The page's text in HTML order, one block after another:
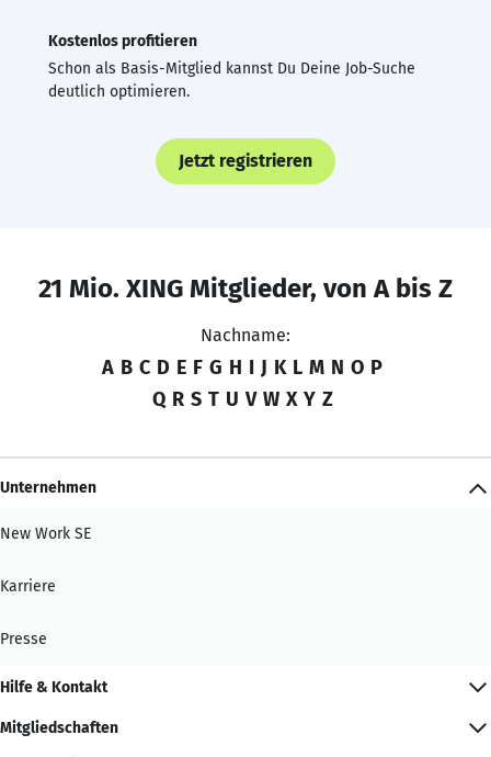
Kostenlos profitieren
Schon als Basis-Mitglied kannst Du Deine Job-Suche
deutlich optimieren.
Jetzt registrieren
21 Mio. XING Mitglieder, von A bis Z
Nachname:
A B C D E F G H I J K L M N O P
Q R S T U V W X Y Z
Unternehmen
New Work SE
Karriere
Presse
Hilfe & Kontakt
Mitgliedschaften